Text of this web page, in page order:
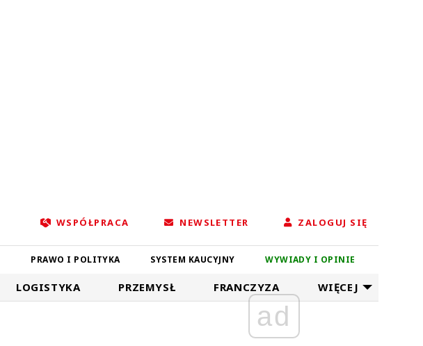
WSPÓŁPRACA NEWSLETTER ZALOGUJ SIĘ
PRAWO I POLITYKA SYSTEM KAUCYJNY WYWIADY I OPINIE
LOGISTYKA PRZEMYSŁ FRANCZYZA WIĘCEJ
ad